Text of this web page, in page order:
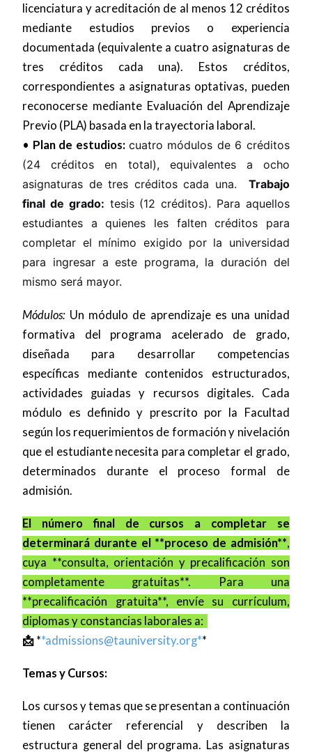
licenciatura y acreditación de al menos 12 créditos
mediante estudios previos o experiencia
documentada (equivalente a cuatro asignaturas de
tres créditos cada una). Estos créditos,
correspondientes a asignaturas optativas, pueden
reconocerse mediante Evaluación del Aprendizaje
Previo (PLA) basada en la trayectoria laboral.
• Plan de estudios: cuatro módulos de 6 créditos
(24 créditos en total), equivalentes a ocho
asignaturas de tres créditos cada una. Trabajo
final de grado: tesis (12 créditos). Para aquellos
estudiantes a quienes les falten créditos para
completar el mínimo exigido por la universidad
para ingresar a este programa, la duración del
mismo será mayor.
Módulos: Un módulo de aprendizaje es una unidad
formativa del programa acelerado de grado,
diseñada para desarrollar competencias
específicas mediante contenidos estructurados,
actividades guiadas y recursos digitales. Cada
módulo es definido y prescrito por la Facultad
según los requerimientos de formación y nivelación
que el estudiante necesita para completar el grado,
determinados durante el proceso formal de
admisión.
El número final de cursos a completar se
determinará durante el **proceso de admisión**,
cuya **consulta, orientación y precalificación son
completamente gratuitas**. Para una
**precalificación gratuita**, envíe su currículum,
diplomas y constancias laborales a:
📩 **admissions@tauniversity.org**
Temas y Cursos:
Los cursos y temas que se presentan a continuación
tienen carácter referencial y describen la
estructura general del programa. Las asignaturas